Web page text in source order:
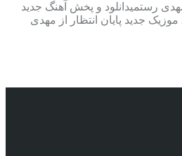
رستمیدانلود و پخش آهنگ جدید
جدید پایان انتظار از مهدی